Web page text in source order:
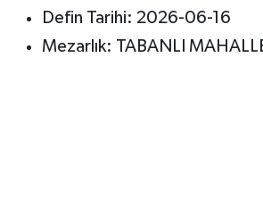
Defin Tarihi: 2026-06-16
Mezarlık: TABANLI